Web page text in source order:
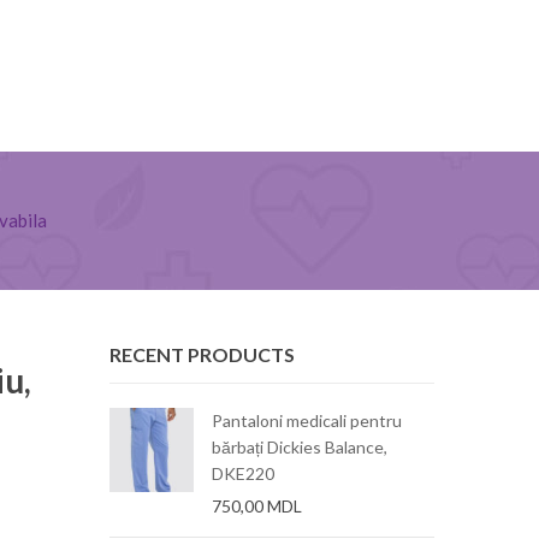
RECENT PRODUCTS
Pantaloni medicali pentru
bărbați Dickies Balance,
DKE220
750,00MDL